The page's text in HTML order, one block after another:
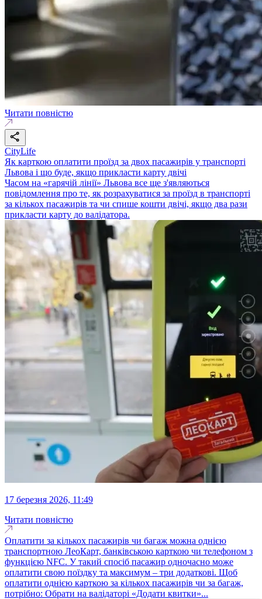
Читати повністю
CityLife
Як карткою оплатити проїзд за двох пасажирів у транспорті
Львова і що буде, якщо прикласти карту двічі
Часом на «гарячій лінії» Львова все ще з'являються
повідомлення про те, як розрахуватися за проїзд в транспорті
за кількох пасажирів та чи спише кошти двічі, якщо два рази
прикласти карту до валідатора.
17 березня 2026, 11:49
Читати повністю
Оплатити за кількох пасажирів чи багаж можна однією
транспортною ЛеоКарт, банківською карткою чи телефоном з
функцією NFC. У такий спосіб пасажир одночасно може
оплатити свою поїздку та максимум – три додаткові. Щоб
оплатити однією карткою за кількох пасажирів чи за багаж,
потрібно: Обрати на валідаторі «Додати квитки»...